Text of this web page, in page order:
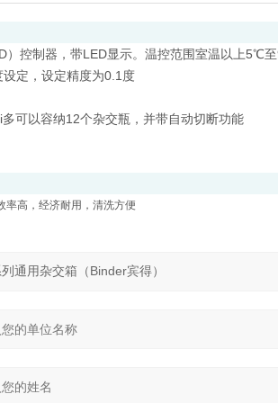
）控制器，带LED显示。温控范围室温以上5℃
定，设定精度为0.1度
可以容纳12个杂交瓶，并带自动切断功能
率高，经济耐用，清洗方便